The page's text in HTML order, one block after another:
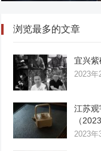
浏览最多的文章
宜兴
2023年
江苏
（
2023年